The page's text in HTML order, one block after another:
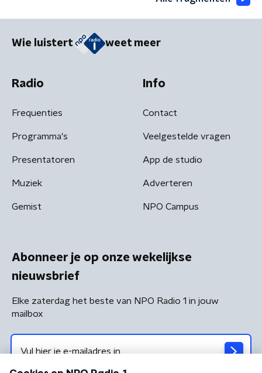
Wie luistert weet meer
Radio
Frequenties
Programma's
Presentatoren
Muziek
Gemist
Info
Contact
Veelgestelde vragen
App de studio
Adverteren
NPO Campus
Abonneer je op onze wekelijkse
nieuwsbrief
Elke zaterdag het beste van NPO Radio 1 in jouw
mailbox